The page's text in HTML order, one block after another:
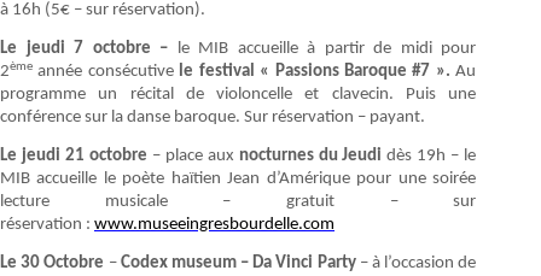
à 16h (5€ – sur réservation).
Le jeudi 7 octobre – le MIB accueille à partir de midi pour
2ème année consécutive le festival « Passions Baroque #7 ». Au
programme un récital de violoncelle et clavecin. Puis une
conférence sur la danse baroque. Sur réservation – payant.
Le jeudi 21 octobre – place aux nocturnes du Jeudi dès 19h – le
MIB accueille le poète haïtien Jean d’Amérique pour une soirée
lecture musicale – gratuit – sur
réservation : www.museeingresbourdelle.com
Le 30 Octobre – Codex museum – Da Vinci Party– à l’occasion de